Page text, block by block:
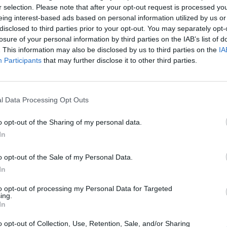
selection. Please note that after your opt-out request is processed
interest-based ads based on personal information utilized by us
to third parties prior to your opt-out. You may separately
of your personal information by third parties on the IAB’s list of
This information may also be disclosed by us to third parties on the
Participants that may further disclose it to other third parties.
Data Processing Opt Outs
opt-out of the Sharing of my personal data.
opt-out of the Sale of my Personal Data.
opt-out of processing my Personal Data for Targeted
opt-out of Collection, Use, Retention, Sale, and/or Sharing
Ρίχτερ σημειώθηκε στις 04:58 στα
του ΕθνικούΑστεροσκοπείου Αθηνών, εκ
του Ενιαίου Εθνικού Σεισμολογικού Δικτύου.
χώρο 12 χιλιόμετρα βορειοανατολικά των
σημειώθηκε στον Κορινθιακό Κόλπο, 3,6
επίκεντρο της δόνησης εντοπίστηκε 16 χλμ
βάθος υπολογίστηκε στα 5 χλμ,